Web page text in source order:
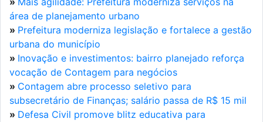
área de planejamento urbano
» Prefeitura moderniza legislação e fortalece a gestão
urbana do município
» Inovação e investimentos: bairro planejado reforça
vocação de Contagem para negócios
» Contagem abre processo seletivo para
subsecretário de Finanças; salário passa de R$ 15 mil
» Defesa Civil promove blitz educativa para